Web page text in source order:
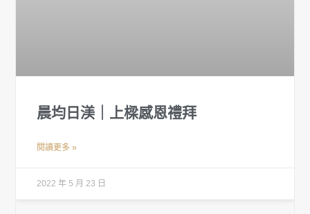
晨均日渼｜上樑感恩禮拜
閱讀更多 »
2022 年 5 月 23 日